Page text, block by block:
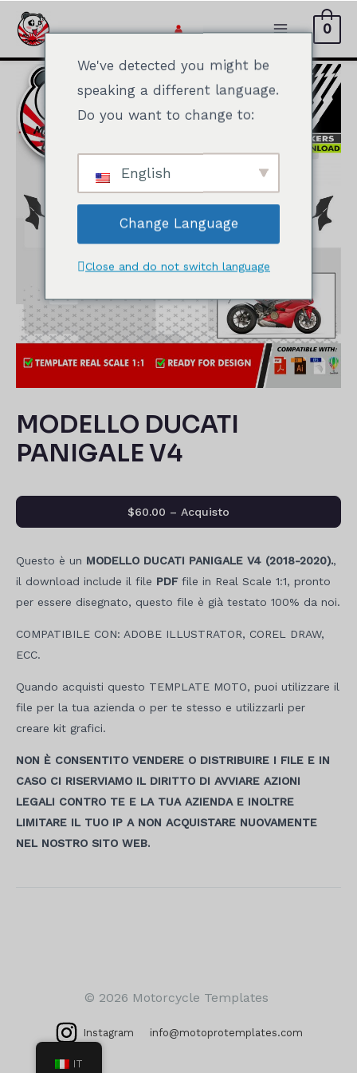
Menu
principale
0
MODELLO DUCATI
PANIGALE V4
Questo è un MODELLO DUCATI PANIGALE V4 (2018-2020).,
il download include il file PDFfile in Real Scale 1:1, pronto
per essere disegnato, questo file è già testato 100% da noi.
COMPATIBILE CON: ADOBE ILLUSTRATOR, COREL DRAW,
ECC.
Quando acquisti questo TEMPLATE MOTO, puoi utilizzare il
file per la tua azienda o per te stesso e utilizzarli per
creare kit grafici.
NON È CONSENTITO VENDERE O DISTRIBUIRE I FILE E IN
CASO CI RISERVIAMO IL DIRITTO DI AVVIARE AZIONI
LEGALI CONTRO TE E LA TUA AZIENDA E INOLTRE
LIMITARE IL TUO IP A NON ACQUISTARE NUOVAMENTE
NEL NOSTRO SITO WEB.
$60.00 – Acquisto
© 2026 Motorcycle Templates
Instagram info@motoprotemplates.com
IT
We've detected you might be
speaking a different language.
Do you want to change to:
English
Change Language
Close and do not switch language